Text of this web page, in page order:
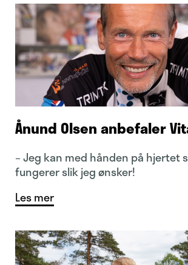
Ånund Olsen anbefaler
– Jeg kan med hånden på hjertet
fungerer slik jeg ønsker!
Les mer